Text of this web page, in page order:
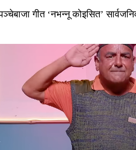
पञ्चेबाजा गीत ‘नभन्नू कोइसित’